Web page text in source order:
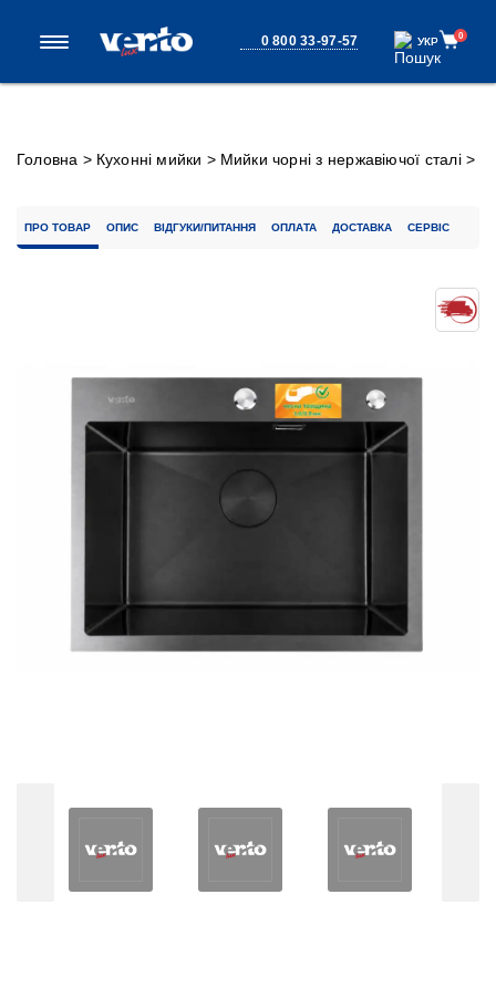
0 800 33-97-57 УКР
УКР 0
Головна > Кухонні мийки > Мийки чорні з нержавіючої сталі>
ПРО ТОВАР ОПИС ВІДГУКИ/ПИТАННЯ ОПЛАТА ДОСТАВКА СЕРВІС